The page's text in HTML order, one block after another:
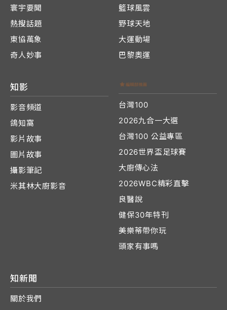
寰宇要聞
熱搜話題
東協萬象
奇人妙事
籃球風雲
野球天地
大運動場
巴黎奧運
知影
影音頻道
鴿知窩
影片故事
圖片故事
攝影筆記
米其林大廚影音
台灣100
2026九合一大選
台灣100 公益專區
2026世界盃足球賽
大廚傳心法
2026WBC精彩直擊
良醫說
健保30年特刊
美樂蒂帶你玩
頭家有事嗎
知新聞
關於我們